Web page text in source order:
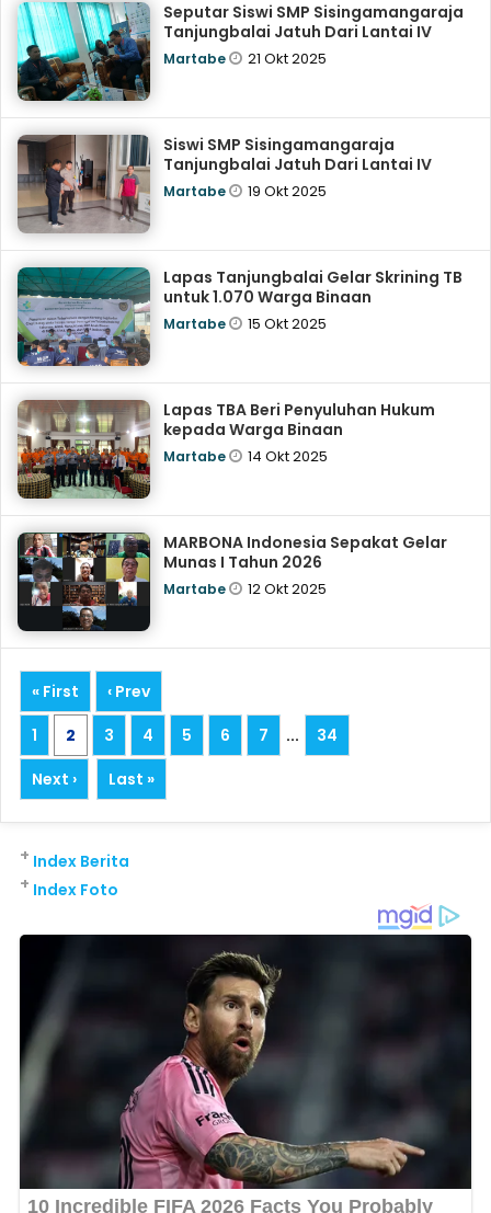
Seputar Siswi SMP Sisingamangaraja
Tanjungbalai Jatuh Dari Lantai IV
Martabe 21 Okt 2025
Siswi SMP Sisingamangaraja
Tanjungbalai Jatuh Dari Lantai IV
Martabe 19 Okt 2025
Lapas Tanjungbalai Gelar Skrining TB
untuk 1.070 Warga Binaan
Martabe 15 Okt 2025
‎Lapas TBA Beri Penyuluhan Hukum
kepada Warga Binaan
Martabe 14 Okt 2025
MARBONA Indonesia Sepakat Gelar
Munas I Tahun 2026
Martabe 12 Okt 2025
« First
‹ Prev
1
2 3 4 5 6 7 ...
34
Next ›
Last »
Index Berita
+
Index Foto
+